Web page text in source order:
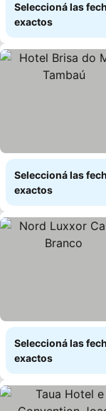
Seleccioná las
exactos
Seleccioná las
exactos
Seleccioná las
exactos